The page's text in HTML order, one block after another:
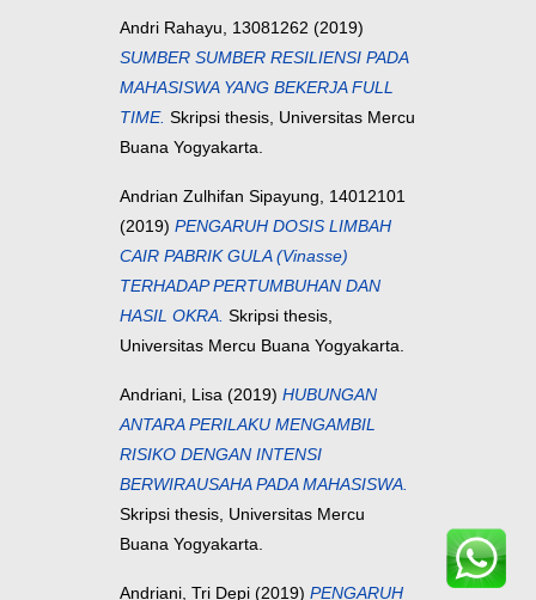
Andri Rahayu, 13081262 (2019)
SUMBER SUMBER RESILIENSI PADA
MAHASISWA YANG BEKERJA FULL
TIME. Skripsi thesis, Universitas Mercu
Buana Yogyakarta.
Andrian Zulhifan Sipayung, 14012101
(2019) PENGARUH DOSIS LIMBAH
CAIR PABRIK GULA (Vinasse)
TERHADAP PERTUMBUHAN DAN
HASIL OKRA. Skripsi thesis,
Universitas Mercu Buana Yogyakarta.
Andriani, Lisa (2019) HUBUNGAN
ANTARA PERILAKU MENGAMBIL
RISIKO DENGAN INTENSI
BERWIRAUSAHA PADA MAHASISWA.
Skripsi thesis, Universitas Mercu
Buana Yogyakarta.
Andriani, Tri Depi (2019) PENGARUH